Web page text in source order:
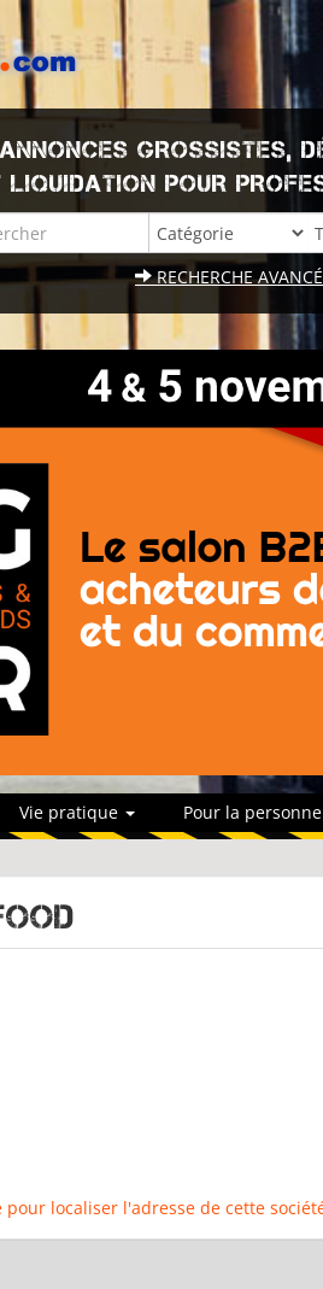
ANNONCES GROSSISTES,
LIQUIDATION POUR
RECHERCHE
Vie pratique Pour la personne
pour localiser l'adresse de cette